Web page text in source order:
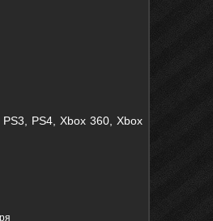
PS4, Xbox 360, Xbox